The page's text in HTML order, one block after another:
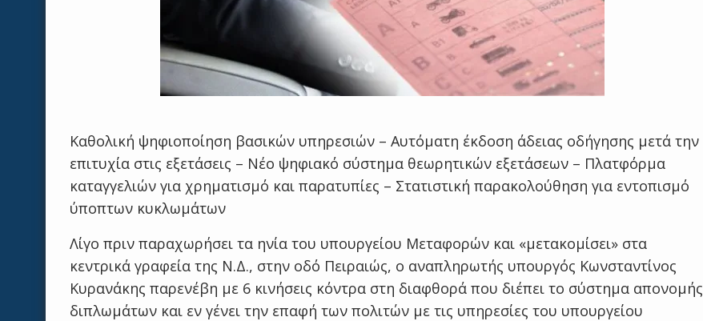
Καθολική ψηφιοποίηση βασικών υπηρεσιών – Αυτόματη έκδοση άδειας οδήγησης μετά την
επιτυχία στις εξετάσεις – Νέο ψηφιακό σύστημα θεωρητικών εξετάσεων – Πλατφόρμα
καταγγελιών για χρηματισμό και παρατυπίες – Στατιστική παρακολούθηση για εντοπισμό
ύποπτων κυκλωμάτων
Λίγο πριν παραχωρήσει τα ηνία του υπουργείου Μεταφορών και «μετακομίσει» στα
κεντρικά γραφεία της Ν.Δ., στην οδό Πειραιώς, ο αναπληρωτής υπουργός Κωνσταντίνος
Κυρανάκης παρενέβη με 6 κινήσεις κόντρα στη διαφθορά που διέπει το σύστημα απονομής
διπλωμάτων και εν γένει την επαφή των πολιτών με τις υπηρεσίες του υπουργείου